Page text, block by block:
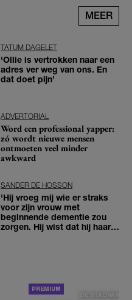
MEER
TATUM DAGELET
'Ollie is vertrokken naar een
adres ver weg van ons. En
dat doet pijn’
ADVERTORIAL
Word een professional yapper:
zó wordt nieuwe mensen
ontmoeten veel minder
awkward
SANDER DE HOSSON
'Hij vroeg mij wie er straks
voor zijn vrouw met
beginnende dementie zou
zorgen. Hij wist dat hij haar
DE STAD VAN